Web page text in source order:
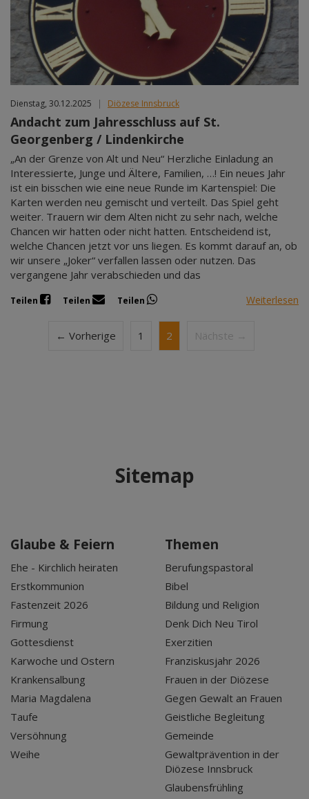
Dienstag, 30.12.2025 | Diözese Innsbruck
Andacht zum Jahresschluss auf St.
Georgenberg / Lindenkirche
„An der Grenze von Alt und Neu“ Herzliche Einladung an
Interessierte, Junge und Ältere, Familien, …! Ein neues Jahr
ist ein bisschen wie eine neue Runde im Kartenspiel: Die
Karten werden neu gemischt und verteilt. Das Spiel geht
weiter. Trauern wir dem Alten nicht zu sehr nach, welche
Chancen wir hatten oder nicht hatten. Entscheidend ist,
welche Chancen jetzt vor uns liegen. Es kommt darauf an, ob
wir unsere „Joker“ verfallen lassen oder nutzen. Das
vergangene Jahr verabschieden und das
Teilen Teilen Teilen Weiterlesen
← Vorherige 1 2 Nächste →
Sitemap
Glaube & Feiern
Ehe - Kirchlich heiraten
Erstkommunion
Fastenzeit 2026
Firmung
Gottesdienst
Karwoche und Ostern
Krankensalbung
Maria Magdalena
Taufe
Versöhnung
Weihe
Themen
Berufungspastoral
Bibel
Bildung und Religion
Denk Dich Neu Tirol
Exerzitien
Franziskusjahr 2026
Frauen in der Diözese
Gegen Gewalt an Frauen
Geistliche Begleitung
Gemeinde
Gewaltprävention in der
Diözese Innsbruck
Glaubensfrühling